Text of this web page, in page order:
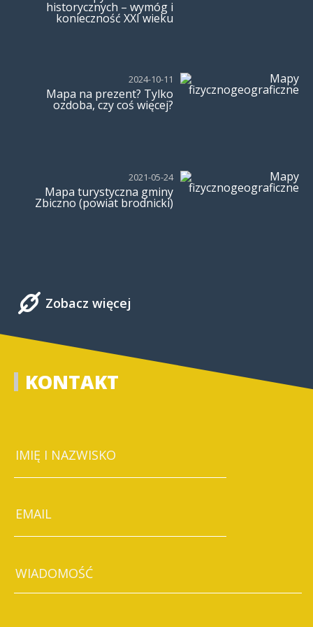
historycznych – wymóg i
konieczność XXI wieku
2024-10-11
Mapa na prezent? Tylko
ozdoba, czy coś więcej?
2021-05-24
Mapa turystyczna gminy
Zbiczno (powiat brodnicki)
Zobacz więcej
KONTAKT